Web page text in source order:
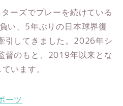
ーズでプレーを続けている
い、5年ぶりの日本球界復
引してきました。2026年シ
督のもと、2019年以来とな
います。
ーツ